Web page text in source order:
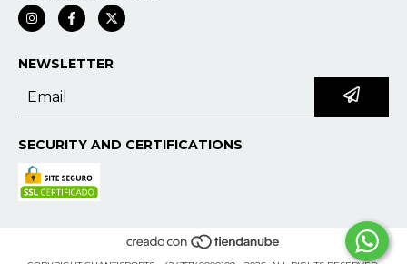
NEWSLETTER
SECURITY AND CERTIFICATIONS